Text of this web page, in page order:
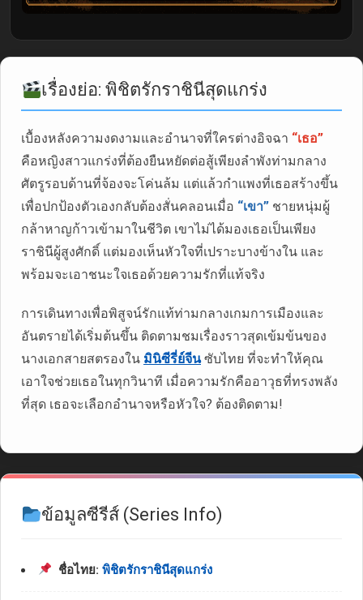
เรื่องย่อ: พิชิตรักราชินีสุดแกร่ง
เบื้องหลังความงดงามและอำนาจที่ใครต่างอิจฉา “เธอ”
คือหญิงสาวแกร่งที่ต้องยืนหยัดต่อสู้เพียงลำพังท่ามกลาง
ศัตรูรอบด้านที่จ้องจะโค่นล้ม แต่แล้วกำแพงที่เธอสร้างขึ้น
เพื่อปกป้องตัวเองกลับต้องสั่นคลอนเมื่อ “เขา” ชายหนุ่มผู้
กล้าหาญก้าวเข้ามาในชีวิต เขาไม่ได้มองเธอเป็นเพียง
ราชินีผู้สูงศักดิ์ แต่มองเห็นหัวใจที่เปราะบางข้างใน และ
พร้อมจะเอาชนะใจเธอด้วยความรักที่แท้จริง
การเดินทางเพื่อพิสูจน์รักแท้ท่ามกลางเกมการเมืองและ
อันตรายได้เริ่มต้นขึ้น ติดตามชมเรื่องราวสุดเข้มข้นของ
นางเอกสายสตรองใน มินิซีรี่ย์จีนซับไทย ที่จะทำให้คุณ
เอาใจช่วยเธอในทุกวินาที เมื่อความรักคืออาวุธที่ทรงพลัง
ที่สุด เธอจะเลือกอำนาจหรือหัวใจ? ต้องติดตาม!
ข้อมูลซีรีส์ (Series Info)
ชื่อไทย: พิชิตรักราชินีสุดแกร่ง